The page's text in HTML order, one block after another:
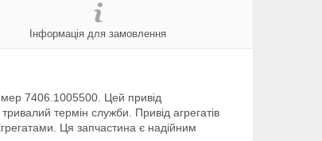
Інформація для замовлення
7406.1005500. Цей привід
термін служби. Привід агрегатів
Ця запчастина є надійним